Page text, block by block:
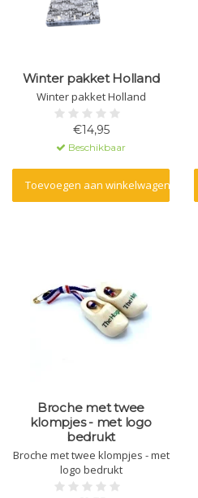
Winter pakket Holland
Winter pakket Holland
€14,95
Beschikbaar
Toevoegen aan winkelwagen
Broche met twee
klompjes - met logo
bedrukt
Broche met twee klompjes - met
logo bedrukt